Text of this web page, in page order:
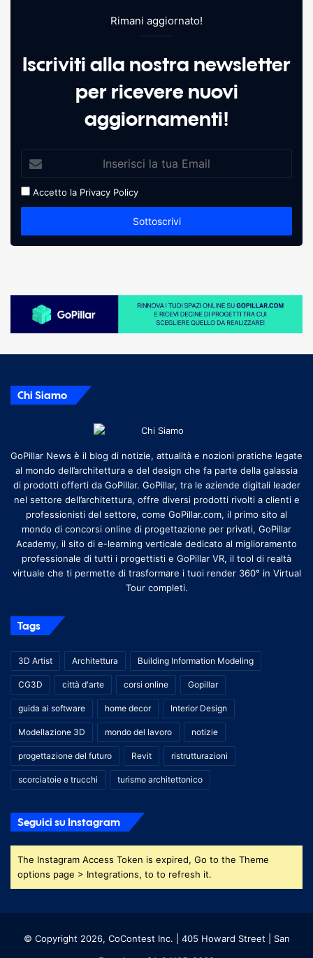
Rimani aggiornato!
Iscriviti alla nostra newsletter
per ricevere nuovi
aggiornamenti!
Accetto la Privacy Policy
Chi Siamo
GoPillar News è il blog di notizie, attualità e nozioni pratiche legate
al mondo dell’architettura e del design che fa parte della galassia
di prodotti offerti da GoPillar. GoPillar, tra le aziende digitali leader
nel settore dell’architettura, offre diversi prodotti rivolti a clienti e
professionisti del settore, come GoPillar.com, il primo sito al
mondo di concorsi online di progettazione per privati, GoPillar
Academy, il sito di e-learning verticale dedicato al miglioramento
professionale di tutti i progettisti e GoPillar VR, il tool di realtà
virtuale che ti permette di trasformare i tuoi render 360° in Virtual
Tour completi.
Tags
3D Artist Architettura Building Information Modeling
CG3D città d'arte corsi online Gopillar
guida ai software home decor Interior Design
Modellazione 3D mondo del lavoro notizie
progettazione del futuro Revit ristrutturazioni
scorciatoie e trucchi turismo architettonico
Seguici su Instagram
The Instagram Access Token is expired, Go to the Theme
options page > Integrations, to to refresh it.
© Copyright 2026, CoContest Inc. | 405 Howard Street | San